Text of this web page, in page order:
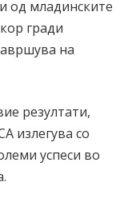
од младинските
гради
на
резултати,
излегува со
успеси во